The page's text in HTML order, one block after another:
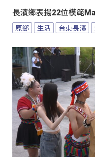
長濱鄉表揚22位模範
原鄉 生活 台東長濱